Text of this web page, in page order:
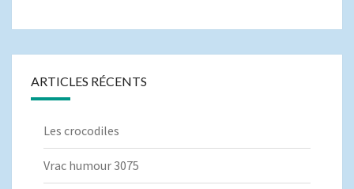
ARTICLES RÉCENTS
Les crocodiles
Vrac humour 3075